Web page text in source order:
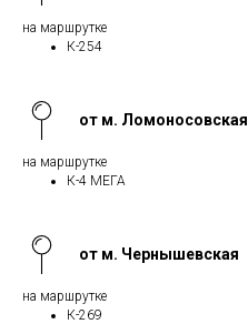
на маршрутке
К-254
от м. Ломоносовская
на маршрутке
К-4 МЕГА
от м. Чернышевская
на маршрутке
К-269